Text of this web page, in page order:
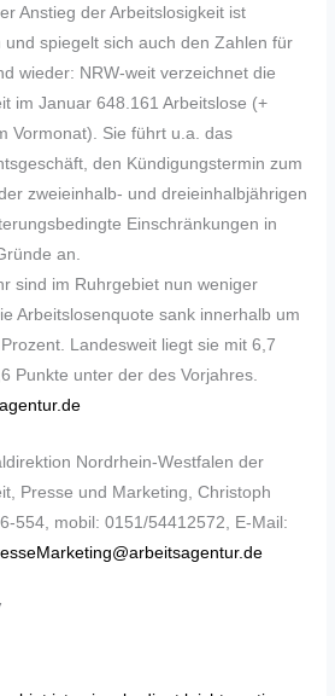
Anstieg der Arbeitslosigkeit ist
spiegelt sich auch den Zahlen für
wieder: NRW-weit verzeichnet die
im Januar 648.161 Arbeitslose (+
Vormonat). Sie führt u.a. das
den Kündigungstermin zum
zweieinhalb- und dreieinhalbjährigen
Einschränkungen in
an.
sind im Ruhrgebiet nun weniger
Arbeitslosenquote sank innerhalb um
Landesweit liegt sie mit 6,7
Punkte unter der des Vorjahres.
Nordrhein-Westfalen der
Presse und Marketing, Christoph
554, mobil: 0151/54412572, E-Mail: